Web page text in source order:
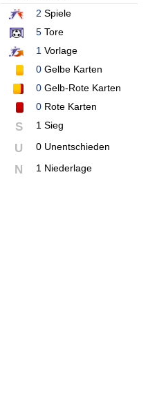
2 Spiele
5Tore
1 Vorlage
0Gelbe Karten
0Gelb-Rote Karten
0Rote Karten
S 1 Sieg
U 0 Unentschieden
N 1 Niederlage